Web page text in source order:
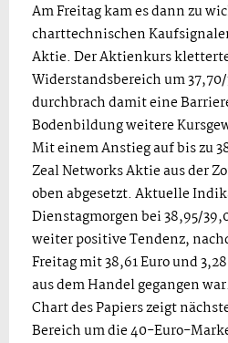
Am Freitag kam es dann zu
charttechnischen
Aktie. Der Aktienkurs
Widerstandsbereich um
durchbrach damit eine
Bodenbildung weitere
Mit einem Anstieg auf bis zu
Zeal Networks Aktie aus der
oben abgesetzt. Aktuelle
Dienstagmorgen bei 38,95/
weiter positive Tendenz,
Freitag mit 38,61 Euro und
aus dem Handel gegangen
Chart des Papiers zeigt
Bereich um die 40-Euro-